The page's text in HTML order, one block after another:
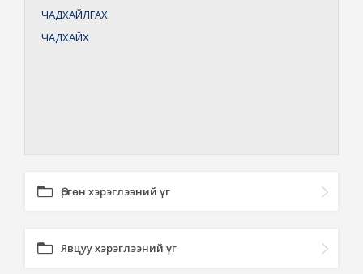
ЧАДХАЙЛГАХ
ЧАДХАЙХ
Өргөн хэрэглээний үг
Явцуу хэрэглээний үг